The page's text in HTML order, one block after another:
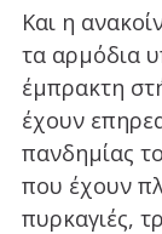
Και η
τα αρμόδια
έμπρακτη
έχουν
πανδημίας
που έχουν
πυρκαγιές,